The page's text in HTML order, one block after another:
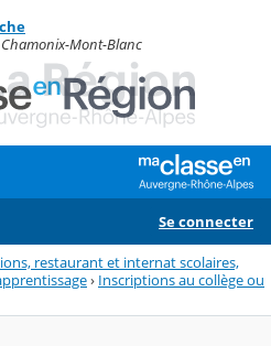
Chamonix-Mont-Blanc
Se connecter
restaurant et internat scolaires,
› Inscriptions au collège ou